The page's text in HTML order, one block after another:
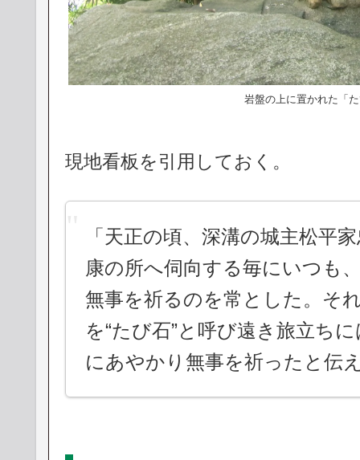
岩盤の上に置かれた「
現地看板を引用しておく。
「天正の頃、深溝の城主松平
康の所へ伺向する毎にいつも
無事を祈るのを常とした。そ
を“たび石”と呼び遠き旅立ち
にあやかり無事を祈ったと伝